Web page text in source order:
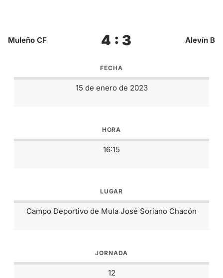
Muleño CF 4 : 3 Alevín B
FECHA
15 de enero de 2023
HORA
16:15
LUGAR
Campo Deportivo de Mula José Soriano Chacón
JORNADA
12